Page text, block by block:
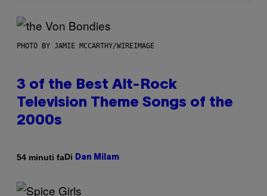
PHOTO BY JAMIE MCCARTHY/WIREIMAGE
3 of the Best Alt-Rock
Television Theme Songs of the
2000s
54 minuti faDi Dan Milam